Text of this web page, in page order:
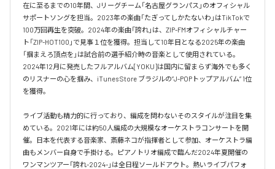
在に至るまでの10年間、Jリーグチーム「名古屋グランパス」のオフィシャル
サポートソングを担当。2023年の楽曲「たぎってしかたないわ」はTikTokで
100万回再生を突破。2024年の楽曲「誇れ」は、ZIP-FMオフィシャルチャー
ト「ZIP-HOT100」で見事１位を獲得。担当して10年目となる2025年の楽曲
「掴まえろ頂点を」は試合前の選手紹介時の音楽として使用されている。
2024年12月に発売したフルアルバム[YOKU]は国内に留まらず海外でも多く
のリスナーの心を掴み、iTunes Store ブラジルの”J-POPトップアルバム” 1位
を獲得。
ライブ活動も精力的に行っており、編成を問わないそのスタイルが注目を集
めている。2021年には約50人編成の大規模なオーケストラコンサートを開
催。日本を代表する音楽家、斎藤ネコが指揮者として参加、オーケストラ編
曲もメンバー自身で手掛ける。ピアノトリオ編成で臨んだ2024年夏開催の
ワンマンツアー「誇れ-2024-」は全日程ソールドアウト。熱いライブパフォ